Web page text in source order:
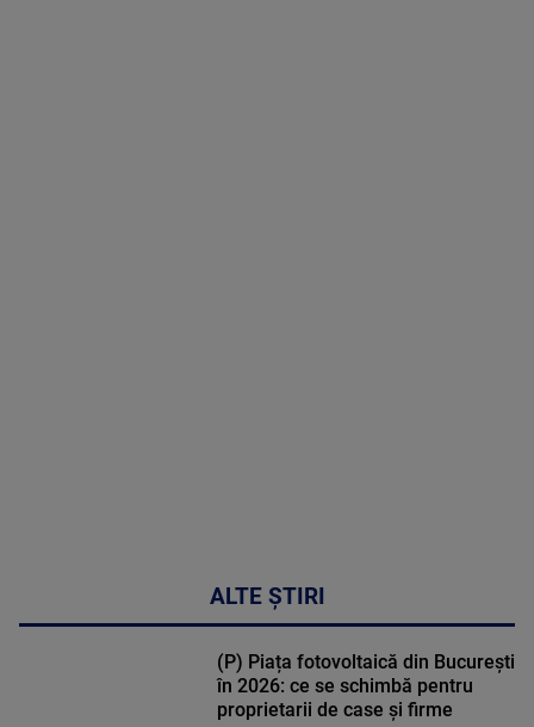
ALTE ȘTIRI
(P) Piața fotovoltaică din București
în 2026: ce se schimbă pentru
proprietarii de case și firme